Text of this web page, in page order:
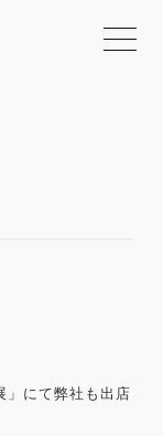
」にて弊社も出店